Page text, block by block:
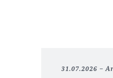
31.07.2026